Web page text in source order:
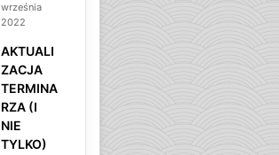
września
2022
AKTUALI
ZACJA
TERMINA
RZA (I
NIE
TYLKO)